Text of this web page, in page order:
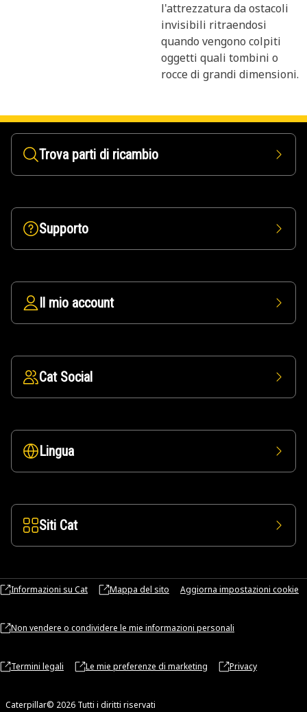
l'attrezzatura da ostacoli
invisibili ritraendosi
quando vengono colpiti
oggetti quali tombini o
rocce di grandi dimensioni.
Trova parti di ricambio
Supporto
Il mio account
Cat Social
Lingua
Siti Cat
Informazioni su Cat Mappa del sito Aggiorna impostazioni cookie
Non vendere o condividere le mie informazioni personali
Termini legali Le mie preferenze di marketing Privacy
Caterpillar© 2026 Tutti i diritti riservati